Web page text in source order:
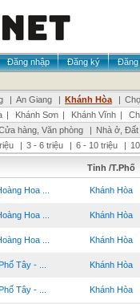
Đăng nhập Đăng ký
Đăng
| An Giang | Khánh Hòa |
| Khánh Sơn | Khánh Vĩnh |
hàng, Văn phòng | Nhà ở,
| 3 - 6 triệu | 6 - 10 triệu |
Tỉnh /T.Phố
Hoa ... Khánh Hòa
Hoa ... Khánh Hòa
Hoa ... Khánh Hòa
Tây - ... Khánh Hòa
Tây - ... Khánh Hòa